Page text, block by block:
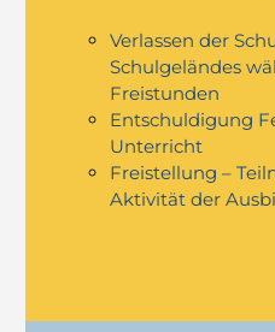
Verlassen der
Schulgeländes
Freistunden
Entschuldigung
Unterricht
Freistellung –
Aktivität der